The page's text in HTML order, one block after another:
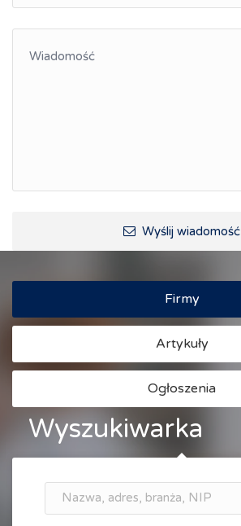
Integracja
Wyślij wiadomość
Firmy
Artykuły
Ogłoszenia
Wyszukiwarka